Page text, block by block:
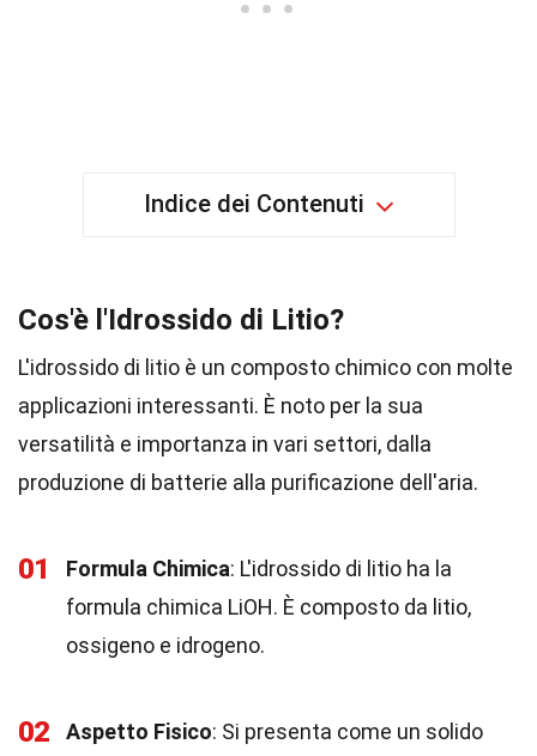
Indice dei Contenuti
Cos'è l'Idrossido di Litio?
L'idrossido di litio è un composto chimico con molte
applicazioni interessanti. È noto per la sua
versatilità e importanza in vari settori, dalla
produzione di batterie alla purificazione dell'aria.
01 Formula Chimica: L'idrossido di litio ha la
formula chimica LiOH. È composto da litio,
ossigeno e idrogeno.
02 Aspetto Fisico: Si presenta come un solido